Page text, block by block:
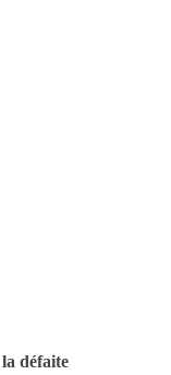
la défaite